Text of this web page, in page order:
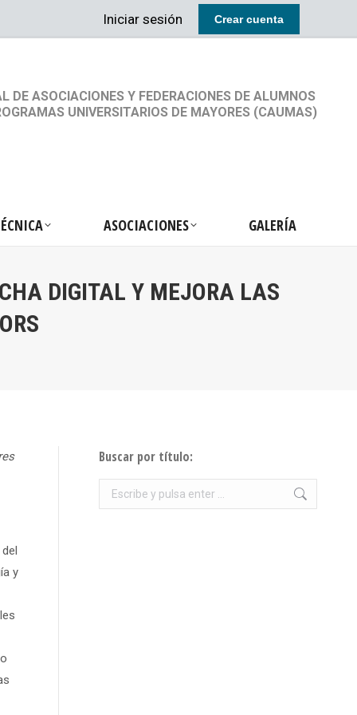
Iniciar sesión Crear cuenta
DE ASOCIACIONES Y FEDERACIONES DE ALUMNOS
UNIVERSITARIOS DE MAYORES (CAUMAS)
ASOCIACIONES GALERÍA
DIGITAL Y MEJORA LAS
y
Buscar por título:
Buscar: